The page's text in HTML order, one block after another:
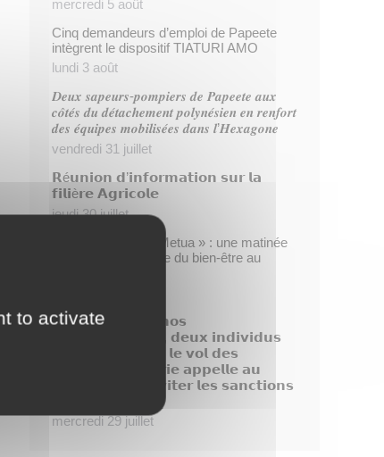
mercredi 5 août
Cinq demandeurs d’emploi de Papeete
intègrent le dispositif TIATURI AMO
lundi 3 août
𝑫𝒆𝒖𝒙 𝒔𝒂𝒑𝒆𝒖𝒓𝒔-𝒑𝒐𝒎𝒑𝒊𝒆𝒓𝒔 𝒅𝒆 𝑷𝒂𝒑𝒆𝒆𝒕𝒆 𝒂𝒖𝒙
𝒄𝒐̂𝒕𝒆́𝒔 𝒅𝒖 𝒅𝒆́𝒕𝒂𝒄𝒉𝒆𝒎𝒆𝒏𝒕 𝒑𝒐𝒍𝒚𝒏𝒆́𝒔𝒊𝒆𝒏 𝒆𝒏 𝒓𝒆𝒏𝒇𝒐𝒓𝒕
𝒅𝒆𝒔 𝒆́𝒒𝒖𝒊𝒑𝒆𝒔 𝒎𝒐𝒃𝒊𝒍𝒊𝒔𝒆́𝒆𝒔 𝒅𝒂𝒏𝒔 𝒍’𝑯𝒆𝒙𝒂𝒈𝒐𝒏𝒆
vendredi 31 juillet
𝗥é𝘂𝗻𝗶𝗼𝗻 𝗱’𝗶𝗻𝗳𝗼𝗿𝗺𝗮𝘁𝗶𝗼𝗻 𝘀𝘂𝗿 𝗹𝗮
𝗳𝗶𝗹𝗶è𝗿𝗲 𝗔𝗴𝗿𝗶𝗰𝗼𝗹𝗲
jeudi 30 juillet
Opération « Taofe Metua » : une matinée
placée sous le signe du bien-être au
𝗗𝗶𝘀𝗽𝗮𝗿𝗶𝘁𝗶𝗼𝗻 𝗱𝗲 𝗻𝗼𝘀
𝗯𝗼𝘂𝗴𝗮𝗶𝗻𝘃𝗶𝗹𝗹𝗶𝗲𝗿𝘀, 𝗱𝗲𝘂𝘅 𝗶𝗻𝗱𝗶𝘃𝗶𝗱𝘂𝘀
𝗶𝗱𝗲𝗻𝘁𝗶𝗳𝗶é𝘀 𝗮𝗽𝗿é𝘀 𝗹𝗲 𝘃𝗼𝗹 𝗱𝗲𝘀
𝗽𝗹𝗮𝗻𝘁𝗲𝘀, 𝗹𝗮 𝗺𝗮𝗶𝗿𝗶𝗲 𝗮𝗽𝗽𝗲𝗹𝗹𝗲 𝗮𝘂
𝗰𝗶𝘃𝗶𝘀𝗺𝗲 𝗽𝗼𝘂𝗿 é𝘃𝗶𝘁𝗲𝗿 𝗹𝗲𝘀 𝘀𝗮𝗻𝗰𝘁𝗶𝗼𝗻𝘀
mercredi 29 juillet
to activate